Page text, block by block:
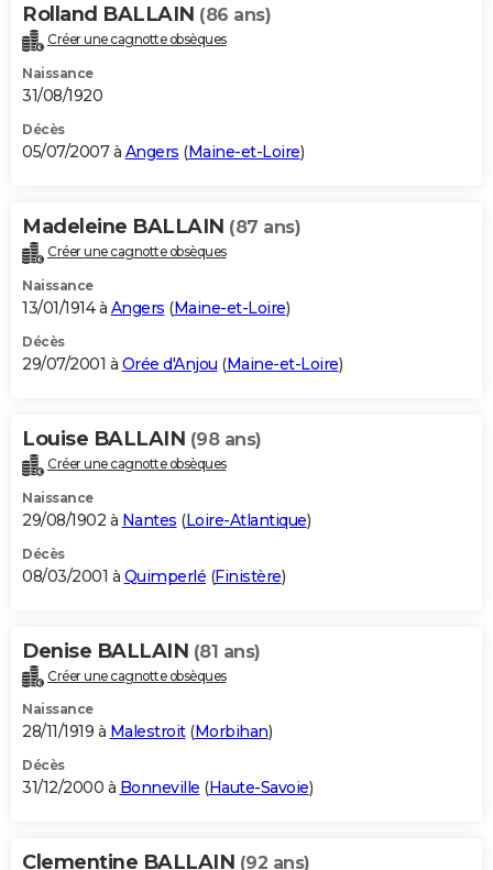
Rolland BALLAIN (86 ans)
Créer une cagnotte obsèques
Naissance
31/08/1920
Décès
05/07/2007 à Angers (Maine-et-Loire)
Madeleine BALLAIN (87 ans)
Créer une cagnotte obsèques
Naissance
13/01/1914 à Angers (Maine-et-Loire)
Décès
29/07/2001 à Orée d'Anjou (Maine-et-Loire)
Louise BALLAIN (98 ans)
Créer une cagnotte obsèques
Naissance
29/08/1902 à Nantes (Loire-Atlantique)
Décès
08/03/2001 à Quimperlé (Finistère)
Denise BALLAIN (81 ans)
Créer une cagnotte obsèques
Naissance
28/11/1919 à Malestroit(Morbihan)
Décès
31/12/2000 à Bonneville (Haute-Savoie)
Clementine BALLAIN (92 ans)